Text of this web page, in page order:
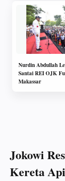
Nurdin Abdullah
Santai REI OJK
Makassar
Jokowi
Kereta